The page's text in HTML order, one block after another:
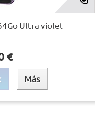
Ultra violet
€
Más